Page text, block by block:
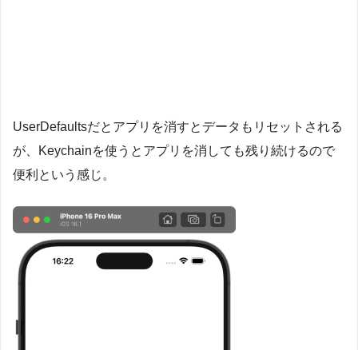
UserDefaultsだとアプリを消すとデータもリセットされる
が、Keychainを使うとアプリを消しても残り続けるので
便利という感じ。